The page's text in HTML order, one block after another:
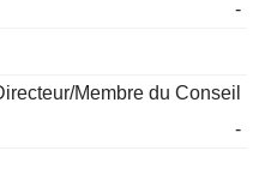
-
Membre du Conseil
-